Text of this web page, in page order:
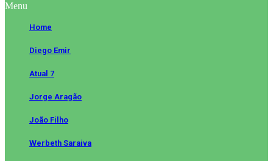
Menu
Home
Diego Emir
Atual 7
Jorge Aragão
João Filho
Werbeth Saraiva